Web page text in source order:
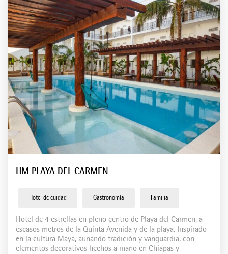
Holbox
Playa el Carmen
Hoteles en Rep. Dominicana
Bayahíbe
Boca Chica
Punta Cana
HM PLAYA DEL CARMEN
Hotel de cuidad Gastronomía Familia
Hotel de 4 estrellas en pleno centro de Playa del Carmen, a
escasos metros de la Quinta Avenida y de la playa. Inspirado
en la cultura Maya, aunando tradición y vanguardia, con
elementos decorativos hechos a mano en Chiapas y